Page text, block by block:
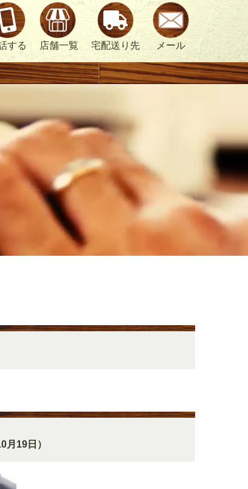
する
店舗一覧 宅配送り先 メール
月19日）